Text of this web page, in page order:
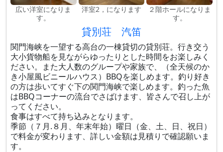
広い洋室になりま
す。
洋室2，になります
２階ホールになりま
す。
貸別荘 汽笛
関門海峡を一望する高台の一棟貸切の貸別荘。行き交う
大小貨物船を見ながらゆったりとした時間をお楽しみく
ださい。また大人数のグループや家族で、（全天候のか
き小屋風ビニールハウス）BBQを楽しめます。釣り好き
の方は歩いてすぐ下の関門海峡で楽しめます。釣った魚
はBBQコーナーの流台でさばけます、皆さんで召し上が
ってください。
食事はすべて持ち込みとなります。
季節（７月.８月、年末年始）曜日（金、土、日、祝日）
で料金が変わります、詳しい金額は見積りで確認願いま
す。